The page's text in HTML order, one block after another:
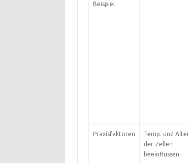
Beispiel
Praxisfaktoren
Temp. und Alter
der Zellen
beeinflussen